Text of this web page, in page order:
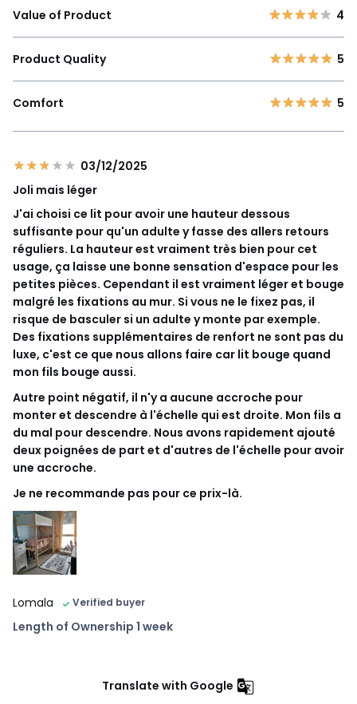
Value of Product
4
Product Quality 5
Comfort 5
03/12/2025
Joli mais léger
J'ai choisi ce lit pour avoir une hauteur dessous
suffisante pour qu'un adulte y fasse des allers retours
réguliers. La hauteur est vraiment très bien pour cet
usage, ça laisse une bonne sensation d'espace pour les
petites pièces. Cependant il est vraiment léger et bouge
malgré les fixations au mur. Si vous ne le fixez pas, il
risque de basculer si un adulte y monte par exemple.
Des fixations supplémentaires de renfort ne sont pas du
luxe, c'est ce que nous allons faire car lit bouge quand
mon fils bouge aussi.
Autre point négatif, il n'y a aucune accroche pour
monter et descendre à l'échelle qui est droite. Mon fils a
du mal pour descendre. Nous avons rapidement ajouté
deux poignées de part et d'autres de l'échelle pour avoir
une accroche.
Je ne recommande pas pour ce prix-là.
Lomala Verified buyer
Length of Ownership 1 week
Translate with Google